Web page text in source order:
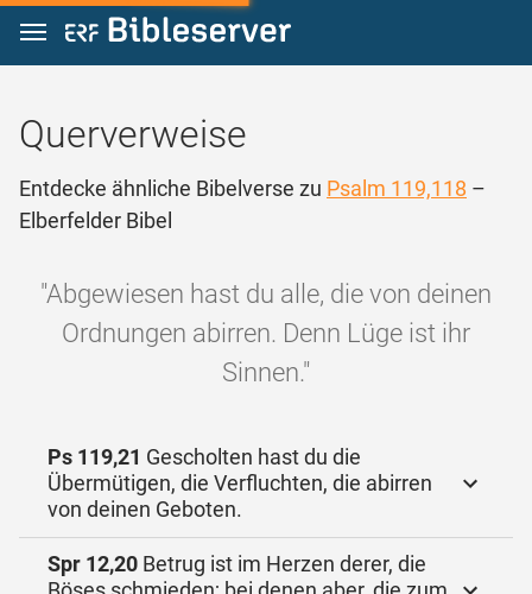
Zum Inhalt springen
Querverweise
Entdecke ähnliche Bibelverse zu Psalm 119,118 –
Elberfelder Bibel
"Abgewiesen hast du alle, die von deinen
Ordnungen abirren. Denn Lüge ist ihr
Sinnen."
Ps 119,21 Gescholten hast du die
Übermütigen, die Verfluchten, die abirren
von deinen Geboten.
Spr 12,20 Betrug ist im Herzen derer, die